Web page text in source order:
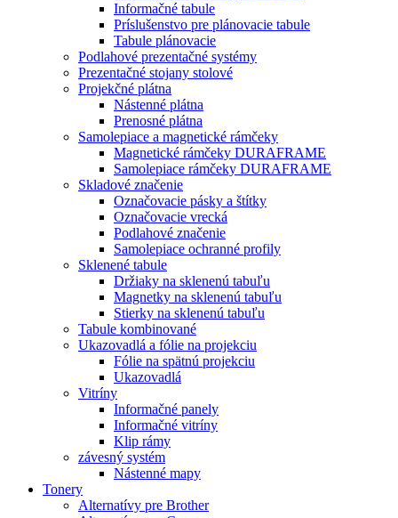
Informačné tabule
Príslušenstvo pre plánovacie tabule
Tabule plánovacie
Podlahové prezentačné systémy
Prezentačné stojany stolové
Projekčné plátna
Nástenné plátna
Prenosné plátna
Samolepiace a magnetické rámčeky
Magnetické rámčeky DURAFRAME
Samolepiace rámčeky DURAFRAME
Skladové značenie
Označovacie pásky a štítky
Označovacie vrecká
Podlahové značenie
Samolepiace ochranné profily
Sklenené tabule
Držiaky na sklenenú tabuľu
Magnetky na sklenenú tabuľu
Stierky na sklenenú tabuľu
Tabule kombinované
Ukazovadlá a fólie na projekciu
Fólie na spätnú projekciu
Ukazovadlá
Vitríny
Informačné panely
Informačné vitríny
Klip rámy
závesný systém
Nástenné mapy
Tonery
Alternatívy pre Brother